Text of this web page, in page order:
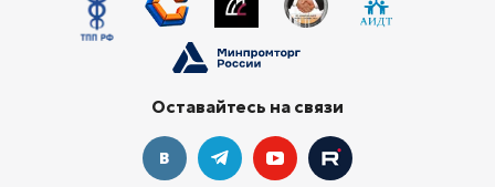
Оставайтесь на связи